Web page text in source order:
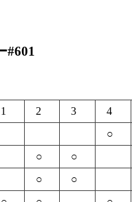
#601
1 2 3 4
○
○
○
○ ○